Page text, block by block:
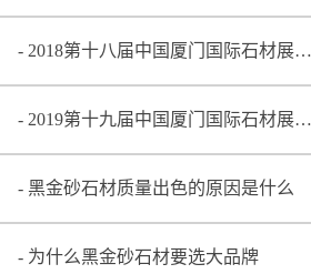
2018第十八届中国厦门国际石材展览会
2019第十九届中国厦门国际石材展览会
黑金砂石材质量出色的原因是什么
为什么黑金砂石材要选大品牌